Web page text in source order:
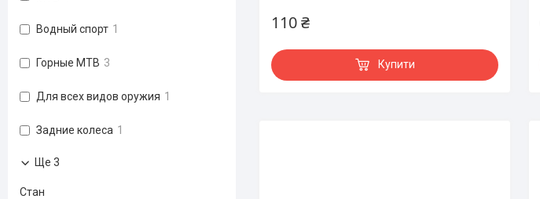
110 ₴
Купити
Водный спорт 1
Горные MTB 3
Для всех видов оружия 1
Задние колеса 1
Ще 3
Стан